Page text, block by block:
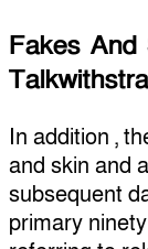
Fakes And
In addition ,
and skin and
subsequent
primary